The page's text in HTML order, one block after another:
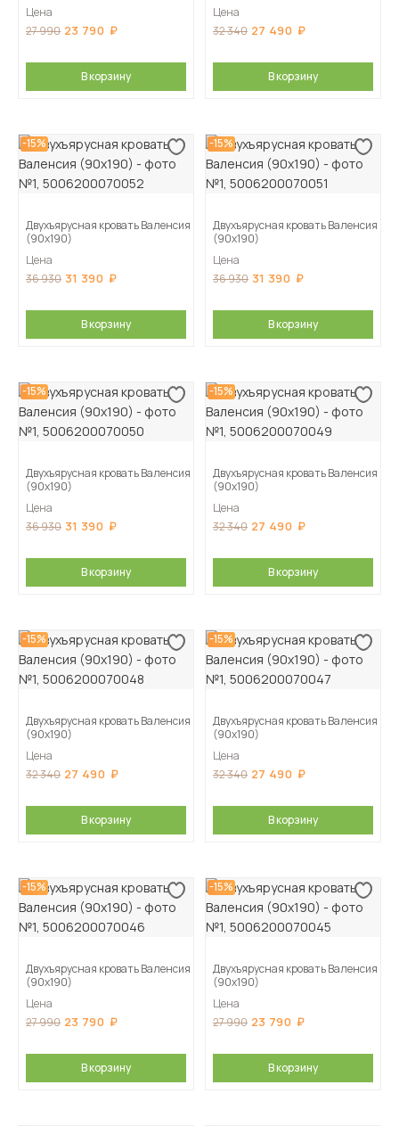
Цена
27 990 23 790
В корзину
Цена
32 340 27 490
В корзину
-15%
Двухъярусная кровать Валенсия
(90х190)
Цена
36 930 31 390
В корзину
-15%
Двухъярусная кровать Валенсия
(90х190)
Цена
36 930 31 390
В корзину
-15%
Двухъярусная кровать Валенсия
(90х190)
Цена
36 930 31 390
В корзину
-15%
Двухъярусная кровать Валенсия
(90х190)
Цена
32 340 27 490
В корзину
-15%
Двухъярусная кровать Валенсия
(90х190)
Цена
32 340 27 490
В корзину
-15%
Двухъярусная кровать Валенсия
(90х190)
Цена
32 340 27 490
В корзину
-15%
Двухъярусная кровать Валенсия
(90х190)
Цена
27 990 23 790
В корзину
-15%
Двухъярусная кровать Валенсия
(90х190)
Цена
27 990 23 790
В корзину